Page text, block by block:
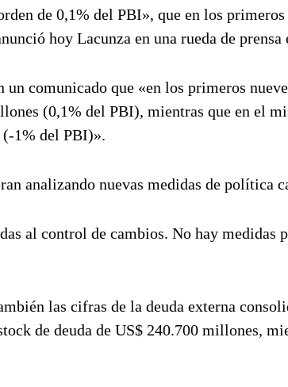
de 0,1% del PBI», que en los primeros
hoy Lacunza en una rueda de prensa
comunicado que «en los primeros
(0,1% del PBI), mientras que en el
1% del PBI)».
analizando nuevas medidas de política
al control de cambios. No hay medidas
las cifras de la deuda externa
de deuda de US$ 240.700 millones,